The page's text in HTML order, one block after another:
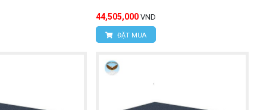
44,505,000 VND
ĐẶT MUA